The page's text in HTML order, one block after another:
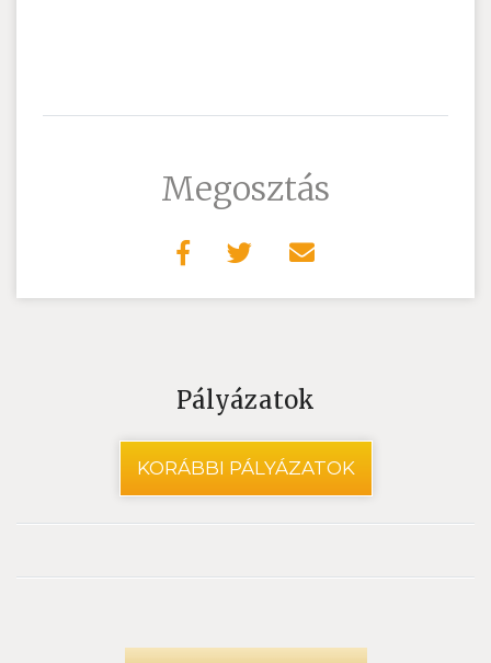
Megosztás
Pályázatok
KORÁBBI PÁLYÁZATOK